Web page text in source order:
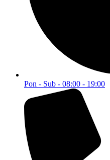
Pon - Sub - 08:00 - 19:00